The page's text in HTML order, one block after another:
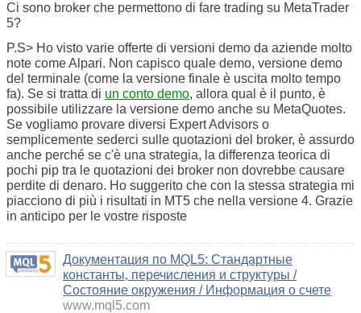
Ci sono broker che permettono di fare trading su MetaTrader
5?
P.S> Ho visto varie offerte di versioni demo da aziende molto
note come Alpari. Non capisco quale demo, versione demo
del terminale (come la versione finale è uscita molto tempo
fa). Se si tratta di un conto demo, allora qual è il punto, è
possibile utilizzare la versione demo anche su MetaQuotes.
Se vogliamo provare diversi Expert Advisors o
semplicemente sederci sulle quotazioni del broker, è assurdo
anche perché se c'è una strategia, la differenza teorica di
pochi pip tra le quotazioni dei broker non dovrebbe causare
perdite di denaro. Ho suggerito che con la stessa strategia mi
piacciono di più i risultati in MT5 che nella versione 4. Grazie
in anticipo per le vostre risposte
Документация по MQL5: Стандартные
константы, перечисления и структуры /
Состояние окружения / Информация о счете
www.mql5.com